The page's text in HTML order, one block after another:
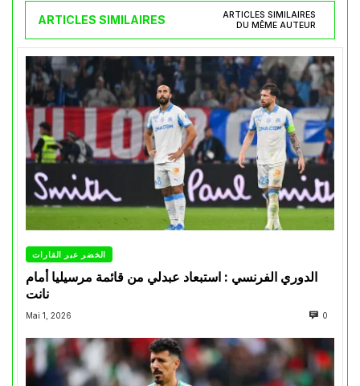
ARTICLES SIMILAIRES
ARTICLES SIMILAIRES
DU MÊME AUTEUR
الخضر عبر القارات
الدوري الفرنسي : استبعاد عبدلي من قائمة مرسيليا أمام
نانت
Mai 1, 2026 0